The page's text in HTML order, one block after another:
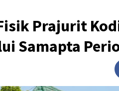
Prajurit
Samapta